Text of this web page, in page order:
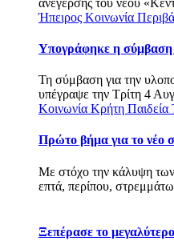
Ήπειρος Κοινωνία
Υπογράφηκε η σύμβαση
Τη σύμβαση για την
υπέγραψε την Τρίτη 4
Κοινωνία Κρήτη Παιδεία
Πρώτο βήμα για το νέο
Με στόχο την κάλυψη των
επτά, περίπου,
Ξεπέρασε το